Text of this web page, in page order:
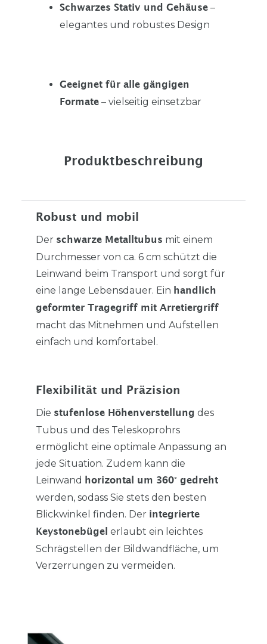
Schwarzes Stativ und Gehäuse –
elegantes und robustes Design
Geeignet für alle gängigen
Formate – vielseitig einsetzbar
Produktbeschreibung
Robust und mobil
Der schwarze Metalltubus mit einem
Durchmesser von ca. 6 cm schützt die
Leinwand beim Transport und sorgt für
eine lange Lebensdauer. Ein handlich
geformter Tragegriff mit Arretiergriff
macht das Mitnehmen und Aufstellen
einfach und komfortabel.
Flexibilität und Präzision
Die stufenlose Höhenverstellung des
Tubus und des Teleskoprohrs
ermöglicht eine optimale Anpassung an
jede Situation. Zudem kann die
Leinwand
horizontal um 360° gedreht
werden, sodass Sie stets den besten
Blickwinkel finden. Der integrierte
Keystonebügel erlaubt ein leichtes
Schrägstellen der Bildwandfläche, um
Verzerrungen zu vermeiden.